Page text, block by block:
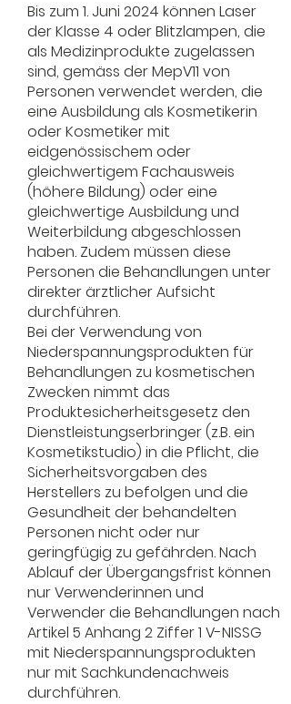
Bis zum 1. Juni 2024 können Laser
der Klasse 4 oder Blitzlampen, die
als Medizinprodukte zugelassen
sind, gemäss der MepV11 von
Personen verwendet werden, die
eine Ausbildung als Kosmetikerin
oder Kosmetiker mit
eidgenössischem oder
gleichwertigem Fachausweis
(höhere Bildung) oder eine
gleichwertige Ausbildung und
Weiterbildung abgeschlossen
haben. Zudem müssen diese
Personen die Behandlungen unter
direkter ärztlicher Aufsicht
durchführen.
Bei der Verwendung von
Niederspannungsprodukten für
Behandlungen zu kosmetischen
Zwecken nimmt das
Produktesicherheitsgesetz den
Dienstleistungserbringer (z.B. ein
Kosmetikstudio) in die Pflicht, die
Sicherheitsvorgaben des
Herstellers zu befolgen und die
Gesundheit der behandelten
Personen nicht oder nur
geringfügig zu gefährden. Nach
Ablauf der Übergangsfrist können
nur Verwenderinnen und
Verwender die Behandlungen nach
Artikel 5 Anhang 2 Ziffer 1 V-NISSG
mit Niederspannungsprodukten
nur mit Sachkundenachweis
durchführen.